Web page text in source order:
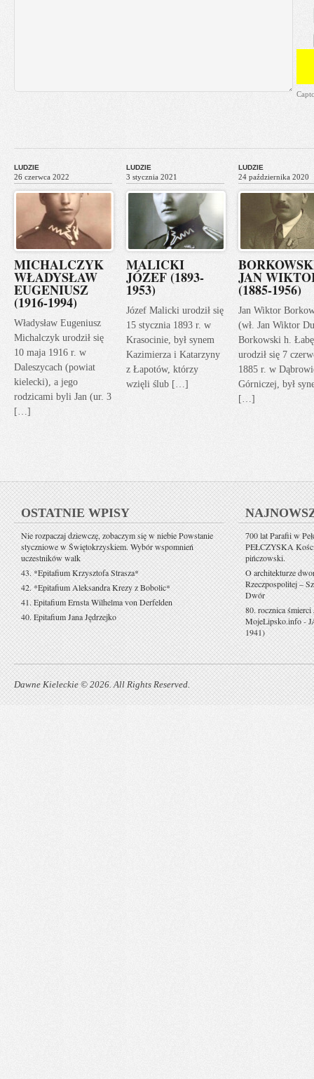
LUDZIE
26 czerwca 2022
MICHALCZYK
WŁADYSŁAW
EUGENIUSZ
(1916-1994)
Władysław Eugeniusz
Michalczyk urodził się
10 maja 1916 r. w
Daleszycach (powiat
kielecki), a jego
rodzicami byli Jan (ur. 3
[…]
LUDZIE
3 stycznia 2021
MALICKI
JÓZEF (1893-
1953)
Józef Malicki urodził się
15 stycznia 1893 r. w
Krasocinie, był synem
Kazimierza i Katarzyny
z Łapotów, którzy
wzięli ślub […]
LUDZIE
24 października 2020
JAN
(1885-1956)
Jan Wiktor
(wł. Jan Wiktor
Borkowski h.
urodził się 7
1885 r. w
Górniczej, był
[…]
OSTATNIE WPISY
Nie rozpaczaj dziewczę, zobaczym się w niebie Powstanie
styczniowe w Świętokrzyskiem. Wybór wspomnień
uczestników walk
43. *Epitafium Krzysztofa Strasza*
42. *Epitafium Aleksandra Krezy z Bobolic*
41. Epitafium Ernsta Wilhelma von Derfelden
40. Epitafium Jana Jędrzejko
700 lat Parafii w
PEŁCZYSKA
pińczowski.
O architekturze
Rzeczpospolitej –
Dwór
80. rocznica
MojeLipsko.info-
1941)
Dawne Kieleckie © 2026. All Rights Reserved.